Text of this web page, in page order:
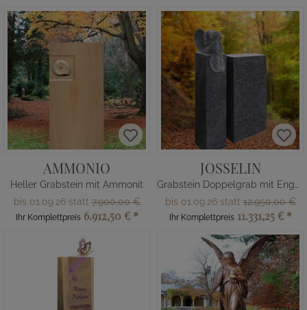
AMMONIO
Heller Grabstein mit Ammonit
bis 01.09.26 statt7.900,00 €
Ihr Komplettpreis 6.912,50 € *
JOSSELIN
Grabstein Doppelgrab mit Engelfigur
bis 01.09.26 statt12.950,00 €
Ihr Komplettpreis 11.331,25 € *